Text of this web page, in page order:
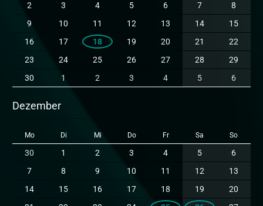
2
3 4 5 6 7
8
9
10 11 12 13 14
15
16
17 18 19 20 21
22
23
24 25 26 27 28
29
30
1 2 3 4 5 6
Dezember
Mo Di Mi Do Fr Sa So
30 1 2 3 4 5
6
7
8 9 10 11 12
13
14
15 16 17 18 19
20